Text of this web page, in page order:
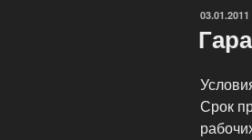
03.01.2011
Срок